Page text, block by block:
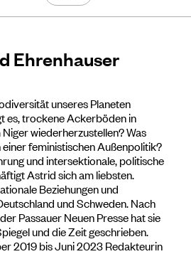
Ehrenhauser
unseres Planeten
es, trockene Ackerböden in
wiederherzustellen? Was
feministischen Außenpolitik?
und intersektionale, politische
Astrid sich am liebsten.
Beziehungen und
und Schweden. Nach
Passauer Neuen Presse hat sie
und die Zeit geschrieben.
2019 bis Juni 2023 Redakteurin